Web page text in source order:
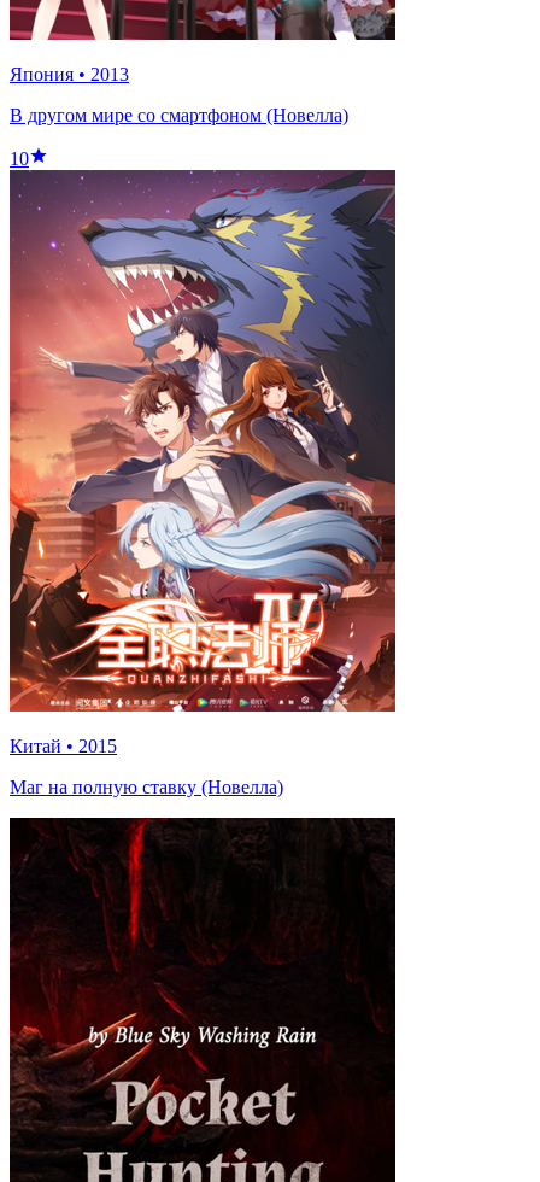
Япония • 2013
В другом мире со смартфоном (Новелла)
10
Китай • 2015
Маг на полную ставку (Новелла)